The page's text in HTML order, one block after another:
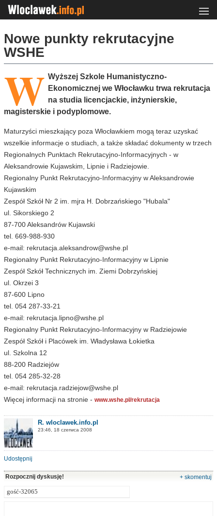
Nowe punkty rekrutacyjne
WSHE
W Wyższej Szkole Humanistyczno-
Ekonomicznej we Włocławku trwa rekrutacja
na studia licencjackie, inżynierskie,
magisterskie i podyplomowe.
Maturzyści mieszkający poza Włocławkiem mogą teraz uzyskać
wszelkie informacje o studiach, a także składać dokumenty w trzech
Regionalnych Punktach Rekrutacyjno-Informacyjnych - w
Aleksandrowie Kujawskim, Lipnie i Radziejowie.
Regionalny Punkt Rekrutacyjno-Informacyjny w Aleksandrowie
Kujawskim
Zespół Szkół Nr 2 im. mjra H. Dobrzańskiego "Hubala"
ul. Sikorskiego 2
87-700 Aleksandrów Kujawski
tel. 669-988-930
e-mail: rekrutacja.aleksandrow@wshe.pl
Regionalny Punkt Rekrutacyjno-Informacyjny w Lipnie
Zespół Szkół Technicznych im. Ziemi Dobrzyńskiej
ul. Okrzei 3
87-600 Lipno
tel. 054 287-33-21
e-mail: rekrutacja.lipno@wshe.pl
Regionalny Punkt Rekrutacyjno-Informacyjny w Radziejowie
Zespół Szkół i Placówek im. Władysława Łokietka
ul. Szkolna 12
88-200 Radziejów
tel. 054 285-32-28
e-mail: rekrutacja.radziejow@wshe.pl
Więcej informacji na stronie - www.wshe.pl/rekrutacja
R. wloclawek.info.pl
23:46, 18 czerwca 2008
Udostępnij
Rozpocznij dyskusję! + skomentuj